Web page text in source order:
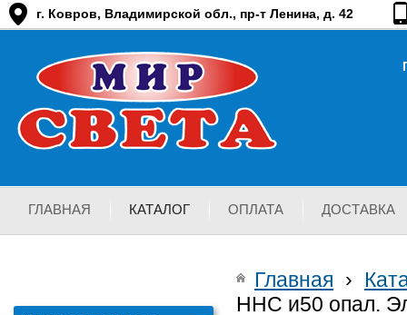
г. Ковров, Владимирской обл., пр-т Ленина, д. 42
ГЛАВНАЯ КАТАЛОГ ОПЛАТА ДОСТАВКА
Главная ›
ННС и50 опал.